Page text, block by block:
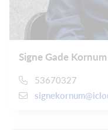
Signe Gade Kornum
53670327